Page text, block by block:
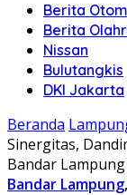
Berita
Berita
Nissan
Bulutangkis
DKI Jakarta
Beranda
Sinergitas,
Bandar Lampung
Bandar Lampung,